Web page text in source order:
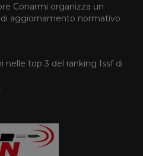
Conarmi organizza un
aggiornamento normativo
nelle top 3 del ranking Issf di